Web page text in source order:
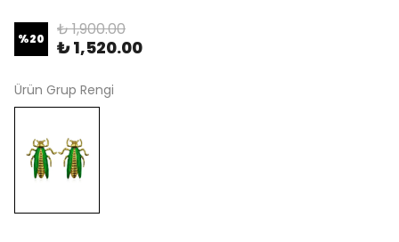
%20 ₺ 1,900.00
₺ 1,520.00
Ürün Grup Rengi